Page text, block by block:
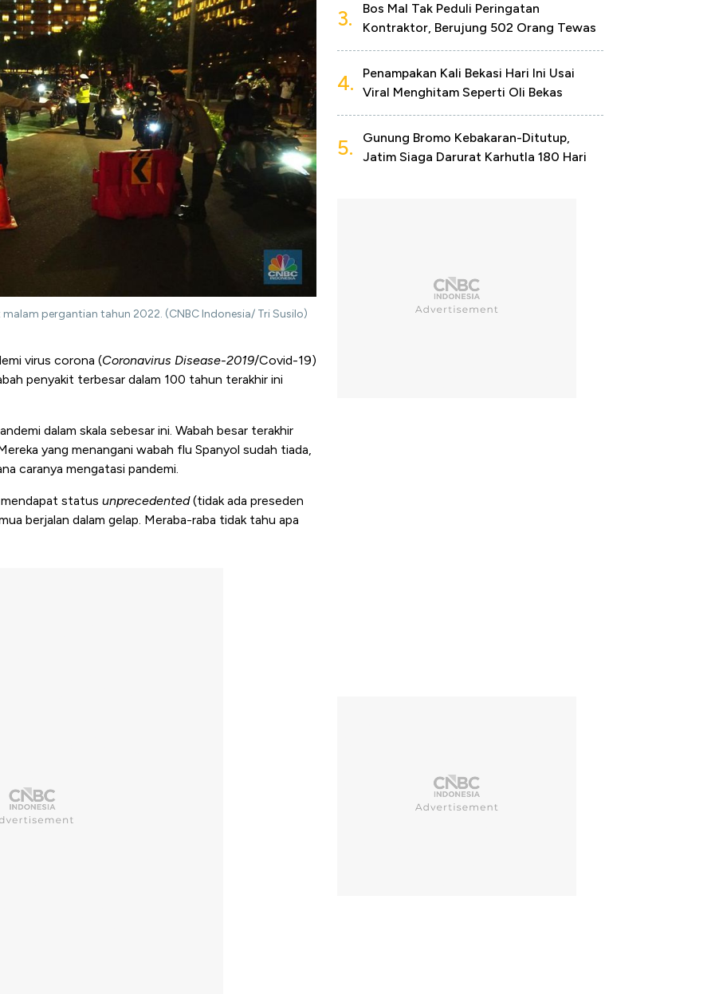
pergantian tahun 2022. (CNBC Indonesia/ Tri Susilo)
virus corona (Coronavirus Disease-2019/Covid-19)
penyakit terbesar dalam 100 tahun terakhir ini
dalam skala sebesar ini. Wabah besar terakhir
yang menangani wabah flu Spanyol sudah tiada,
caranya mengatasi pandemi.
status unprecedented(tidak ada preseden
berjalan dalam gelap. Meraba-raba tidak tahu apa
3.
Bos Mal Tak Peduli Peringatan
Kontraktor, Berujung 502 Orang Tewas
4.
Penampakan Kali Bekasi Hari Ini Usai
Viral Menghitam Seperti Oli Bekas
5.
Gunung Bromo Kebakaran-Ditutup,
Jatim Siaga Darurat Karhutla 180 Hari